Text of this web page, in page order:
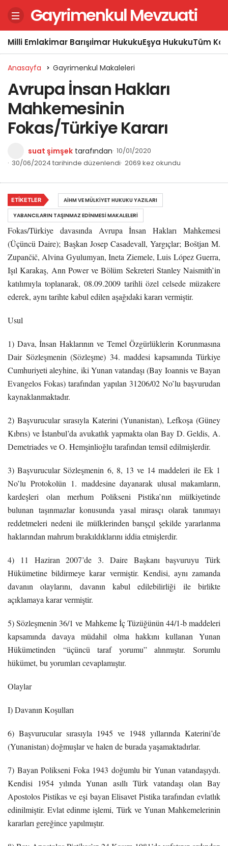
Gayrimenkul Mevzuati
Milli Emlakİmar Barışıİmar HukukuEşya HukukuTüm
Anasayfa Gayrimenkul Makaleleri
Avrupa İnsan Hakları
Mahkemesinin
Fokas/Türkiye Kararı
suat şimşek tarafından 10/01/2020
30/06/2024 tarihinde düzenlendi 2069 kez okundu
Fokas/Türkiye davasında Avrupa İnsan Hakları Mahkemesi
(Üçüncü Daire); Başkan Josep Casadevall, Yargıçlar; Boštjan M.
Zupančič, Alvina Gyulumyan, Ineta Ziemele, Luis López Guerra,
Işıl Karakaş, Ann Power ve Bölüm Sekreteri Stanley Naismith’in
katılımıyla toplanarak, 08.09.2009 tarihli özel celsede müzakere
ederek, aynı tarihte kabul edilen aşağıdaki kararı vermiştir.
Usul
1) Dava, İnsan Haklarının ve Temel Özgürlüklerin Korunmasına
Dair Sözleşmenin (Sözleşme) 34. maddesi kapsamında Türkiye
Cumhuriyeti aleyhine, iki Yunan vatandaşı (Bay Ioannis ve Bayan
Evangelos Fokas) tarafından yapılan 31206/02 No’lu başvurudan
kaynaklanmaktadır.
2) Başvurucular sırasıyla Katerini (Yunanistan), Lefkoşa (Güney
Kıbrıs) ve İstanbul’da avukatlık yapmakta olan Bay D. Geldis, A.
Demetriades ve O. Hemşinlioğlu tarafından temsil edilmişlerdir.
3) Başvurucular Sözleşmenin 6, 8, 13 ve 14 maddeleri ile Ek 1
No’lu Protokolün 1. maddesine dayanarak ulusal makamların,
kardeşleri olan merhum Polikseni Pistika’nın mülkiyetinde
bulunan taşınmazlar konusunda yasal mirasçı olarak tanımayı
reddetmeleri nedeni ile mülklerinden barışçıl şekilde yararlanma
haklarından mahrum bırakıldıklarını iddia etmişlerdir.
4) 11 Haziran 2007’de 3. Daire Başkanı başvuruyu Türk
Hükümetine bildirmeye karar vermiştir. Kendisi, aynı zamanda
davanın olaylarını, davanın kabul edilebilirliği ile birlikte
açıklamaya karar vermiştir.
5) Sözleşmenin 36/1 ve Mahkeme İç Tüzüğünün 44/1-b maddeleri
kapsamında davaya müdahil olma hakkını kullanan Yunan
Hükümetinden “üçüncü taraf yorumu” alınmıştır. Sorumlu
hükümet, bu yorumları cevaplamıştır.
Olaylar
I) Davanın Koşulları
6) Başvurucular sırasıyla 1945 ve 1948 yıllarında Katerini’de
(Yunanistan) doğmuşlar ve halen de burada yaşamaktadırlar.
7) Bayan Polikseni Foka 1943 doğumlu bir Yunan vatandaşıydı.
Kendisi 1954 yılında Yunan asıllı Türk vatandaşı olan Bay
Apostolos Pistikas ve eşi bayan Elisavet Pistika tarafından evlatlık
edinilmiştir. Evlat edinme işlemi, Türk ve Yunan Mahkemelerinin
kararları gereğince yapılmıştır.
ETIKETLER
AİHM VE MÜLKIYET HUKUKU YAZILARI
YABANCILARIN TAŞINMAZ EDINMESI MAKALELERI